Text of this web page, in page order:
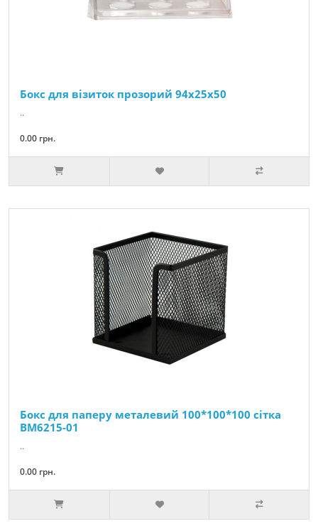
Бокс для візиток прозорий 94х25х50
..
0.00 грн.
Бокс для паперу металевий 100*100*100 сітка
BM6215-01
..
0.00 грн.